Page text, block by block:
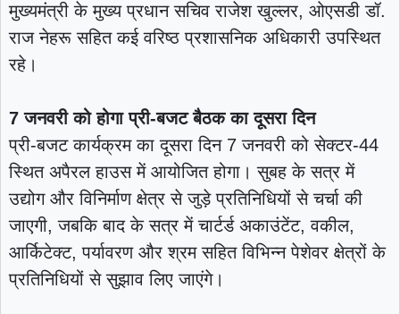
मुख्यमंत्री के मुख्य प्रधान सचिव राजेश खुल्लर, ओएसडी डॉ.
राज नेहरू सहित कई वरिष्ठ प्रशासनिक अधिकारी उपस्थित
रहे।
7 जनवरी को होगा प्री-बजट बैठक का दूसरा दिन
प्री-बजट कार्यक्रम का दूसरा दिन 7 जनवरी को सेक्टर-44
स्थित अपैरल हाउस में आयोजित होगा। सुबह के सत्र में
उद्योग और विनिर्माण क्षेत्र से जुड़े प्रतिनिधियों से चर्चा की
जाएगी, जबकि बाद के सत्र में चार्टर्ड अकाउंटेंट, वकील,
आर्किटेक्ट, पर्यावरण और श्रम सहित विभिन्न पेशेवर क्षेत्रों के
प्रतिनिधियों से सुझाव लिए जाएंगे।